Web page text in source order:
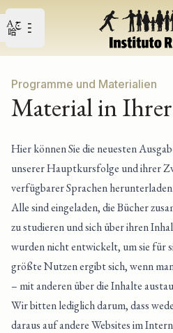
Open main menu
Open user menu
Programme und Materialien
Material in
Hier können Sie die neuesten
unserer Hauptkursfolge und ihrer
verfügbarer Sprachen herunterladen.
Alle sind eingeladen, die Bücher
zu studieren und sich über ihren
wurden nicht entwickelt, um sie für
größte Nutzen ergibt sich, wenn
– mit anderen über die Inhalte
Wir bitten lediglich darum, dass
daraus auf andere Websites im